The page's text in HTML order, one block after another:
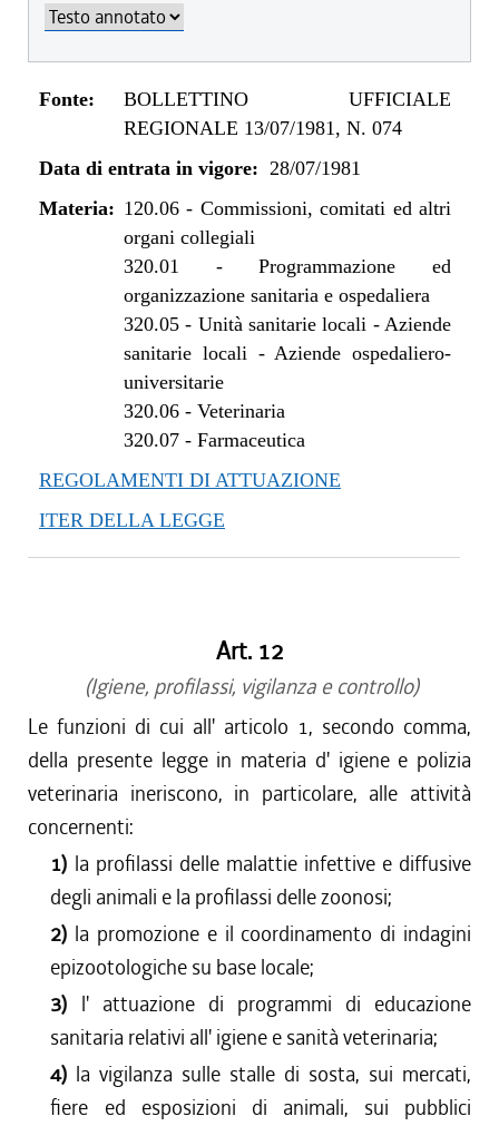
Fonte:
BOLLETTINO UFFICIALE
REGIONALE 13/07/1981, N. 074
Data di entrata in vigore: 28/07/1981
Materia: 120.06- Commissioni, comitati ed altri
organi collegiali
320.01 -Programmazione ed
organizzazione sanitaria e ospedaliera
320.05- Unità sanitarie locali - Aziende
sanitarie locali - Aziende ospedaliero-
universitarie
320.06- Veterinaria
320.07- Farmaceutica
REGOLAMENTI DI ATTUAZIONE
ITER DELLA LEGGE
Art. 12
(Igiene, profilassi, vigilanza e controllo)
Le funzioni di cui all' articolo 1, secondo comma,
della presente legge in materia d' igiene e polizia
veterinaria ineriscono, in particolare, alle attività
concernenti:
1) la profilassi delle malattie infettive e diffusive
degli animali e la profilassi delle zoonosi;
2) la promozione e il coordinamento di indagini
epizootologiche su base locale;
3) l' attuazione di programmi di educazione
sanitaria relativi all' igiene e sanità veterinaria;
4) la vigilanza sulle stalle di sosta, sui mercati,
fiere ed esposizioni di animali, sui pubblici